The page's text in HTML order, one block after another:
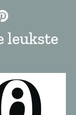
leukste